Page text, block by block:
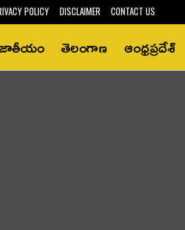
POLICY DISCLAIMER CONTACT US
తెలంగాణ ఆంధ్రప్రదేశ్‌